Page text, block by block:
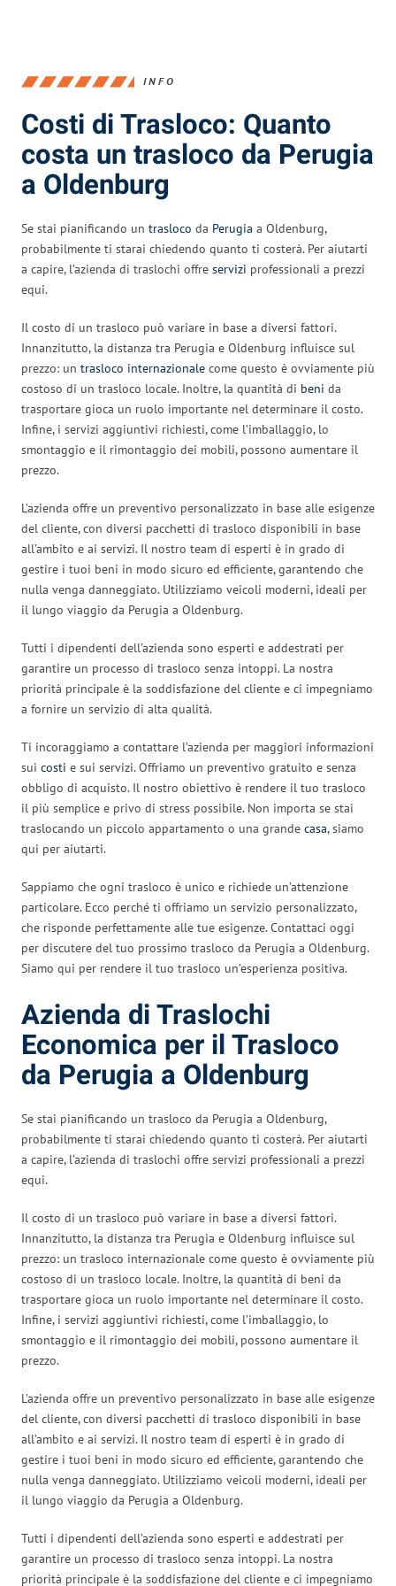
INFO
Costi di Trasloco: Quanto
costa un trasloco da Perugia
a Oldenburg
Se stai pianificando un trasloco da Perugia a Oldenburg,
probabilmente ti starai chiedendo quanto ti costerà. Per aiutarti
a capire, l’azienda di traslochi offre servizi professionali a prezzi
equi.
Il costo di un trasloco può variare in base a diversi fattori.
Innanzitutto, la distanza tra Perugia e Oldenburg influisce sul
prezzo: un trasloco internazionale come questo è ovviamente più
costoso di un trasloco locale. Inoltre, la quantità di beni da
trasportare gioca un ruolo importante nel determinare il costo.
Infine, i servizi aggiuntivi richiesti, come l’imballaggio, lo
smontaggio e il rimontaggio dei mobili, possono aumentare il
prezzo.
L’azienda offre un preventivo personalizzato in base alle esigenze
del cliente, con diversi pacchetti di trasloco disponibili in base
all’ambito e ai servizi. Il nostro team di esperti è in grado di
gestire i tuoi beni in modo sicuro ed efficiente, garantendo che
nulla venga danneggiato. Utilizziamo veicoli moderni, ideali per
il lungo viaggio da Perugia a Oldenburg.
Tutti i dipendenti dell’azienda sono esperti e addestrati per
garantire un processo di trasloco senza intoppi. La nostra
priorità principale è la soddisfazione del cliente e ci impegniamo
a fornire un servizio di alta qualità.
Ti incoraggiamo a contattare l’azienda per maggiori informazioni
sui costi e sui servizi. Offriamo un preventivo gratuito e senza
obbligo di acquisto. Il nostro obiettivo è rendere il tuo trasloco
il più semplice e privo di stress possibile. Non importa se stai
traslocando un piccolo appartamento o una grande casa, siamo
qui per aiutarti.
Sappiamo che ogni trasloco è unico e richiede un’attenzione
particolare. Ecco perché ti offriamo un servizio personalizzato,
che risponde perfettamente alle tue esigenze. Contattaci oggi
per discutere del tuo prossimo trasloco da Perugia a Oldenburg.
Siamo qui per rendere il tuo trasloco un’esperienza positiva.
Azienda di Traslochi
Economica per il Trasloco
da Perugia a Oldenburg
Se stai pianificando un trasloco da Perugia a Oldenburg,
probabilmente ti starai chiedendo quanto ti costerà. Per aiutarti
a capire, l’azienda di traslochi offre servizi professionali a prezzi
equi.
Il costo di un trasloco può variare in base a diversi fattori.
Innanzitutto, la distanza tra Perugia e Oldenburg influisce sul
prezzo: un trasloco internazionale come questo è ovviamente più
costoso di un trasloco locale. Inoltre, la quantità di beni da
trasportare gioca un ruolo importante nel determinare il costo.
Infine, i servizi aggiuntivi richiesti, come l’imballaggio, lo
smontaggio e il rimontaggio dei mobili, possono aumentare il
prezzo.
L’azienda offre un preventivo personalizzato in base alle esigenze
del cliente, con diversi pacchetti di trasloco disponibili in base
all’ambito e ai servizi. Il nostro team di esperti è in grado di
gestire i tuoi beni in modo sicuro ed efficiente, garantendo che
nulla venga danneggiato. Utilizziamo veicoli moderni, ideali per
il lungo viaggio da Perugia a Oldenburg.
Tutti i dipendenti dell’azienda sono esperti e addestrati per
garantire un processo di trasloco senza intoppi. La nostra
priorità principale è la soddisfazione del cliente e ci impegniamo